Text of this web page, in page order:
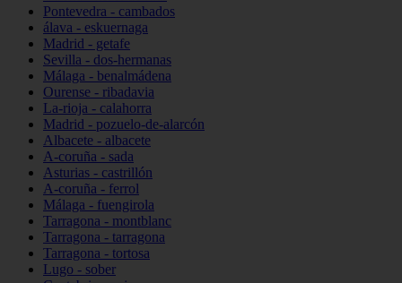
Pontevedra - cambados
álava - eskuernaga
Madrid - getafe
Sevilla - dos-hermanas
Málaga - benalmádena
Ourense - ribadavia
La-rioja - calahorra
Madrid - pozuelo-de-alarcón
Albacete - albacete
A-coruña - sada
Asturias - castrillón
A-coruña - ferrol
Málaga - fuengirola
Tarragona - montblanc
Tarragona - tarragona
Tarragona - tortosa
Lugo - sober